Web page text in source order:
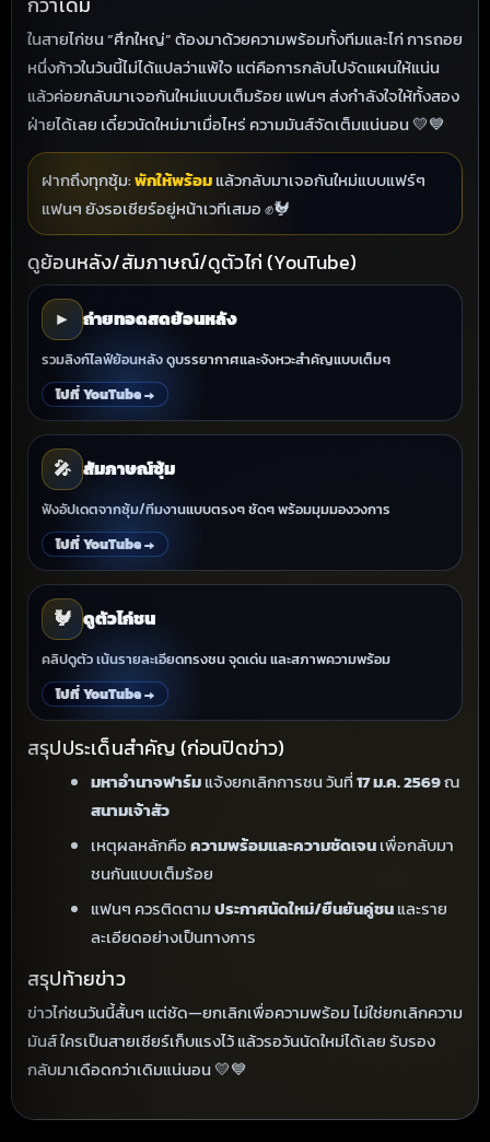
ในสายไก่ชน “ศึกใหญ่” ต้องมาด้วยความพร้อมทั้งทีมและไก่ การถอย
หนึ่งก้าวในวันนี้ไม่ได้แปลว่าแพ้ใจ แต่คือการกลับไปจัดแผนให้แน่น
แล้วค่อยกลับมาเจอกันใหม่แบบเต็มร้อย แฟนๆ ส่งกำลังใจให้ทั้งสอง
ฝ่ายได้เลย เดี๋ยวนัดใหม่มาเมื่อไหร่ ความมันส์จัดเต็มแน่นอน 💛💙
ฝากถึงทุกซุ้ม:พักให้พร้อมแล้วกลับมาเจอกันใหม่แบบแฟร์ๆ
แฟนๆ ยังรอเชียร์อยู่หน้าเวทีเสมอ ✊🐓
ดูย้อนหลัง/สัมภาษณ์/ดูตัวไก่ (YouTube)
▶ ถ่ายทอดสดย้อนหลัง
รวมลิงก์ไลฟ์ย้อนหลัง ดูบรรยากาศและจังหวะสำคัญแบบเต็มๆ
ไปที่ YouTube →
🎤 สัมภาษณ์ซุ้ม
ฟังอัปเดตจากซุ้ม/ทีมงานแบบตรงๆ ชัดๆ พร้อมมุมมองวงการ
ไปที่ YouTube →
🐓 ดูตัวไก่ชน
คลิปดูตัว เน้นรายละเอียดทรงชน จุดเด่น และสภาพความพร้อม
ไปที่ YouTube →
สรุปประเด็นสำคัญ (ก่อนปิดข่าว)
มหาอำนาจฟาร์มแจ้งยกเลิกการชน วันที่17 ม.ค. 2569ณ
สนามเจ้าสัว
เหตุผลหลักคือความพร้อมและความชัดเจนเพื่อกลับมา
ชนกันแบบเต็มร้อย
แฟนๆ ควรติดตามประกาศนัดใหม่/ยืนยันคู่ชนและราย
ละเอียดอย่างเป็นทางการ
สรุปท้ายข่าว
ข่าวไก่ชนวันนี้สั้นๆ แต่ชัด—ยกเลิกเพื่อความพร้อม ไม่ใช่ยกเลิกความ
มันส์ ใครเป็นสายเชียร์เก็บแรงไว้ แล้วรอวันนัดใหม่ได้เลย รับรอง
กลับมาเดือดกว่าเดิมแน่นอน 💛💙